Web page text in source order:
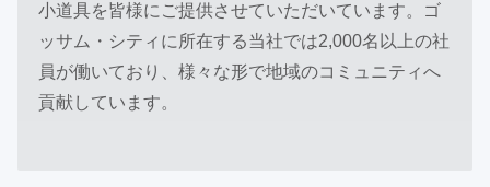
小道具を皆様にご提供させていただいています。ゴ
ッサム・シティに所在する当社では2,000名以上の社
員が働いており、様々な形で地域のコミュニティへ
貢献しています。